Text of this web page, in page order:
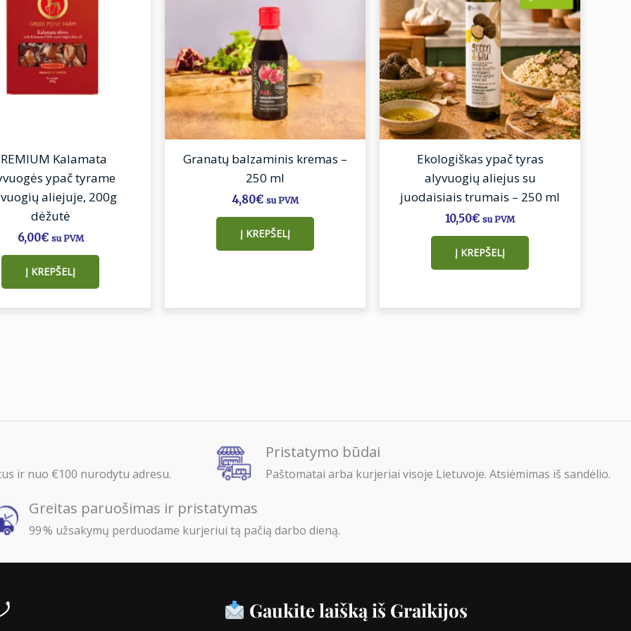
g
Taip
El.paštas*
vardą, el. pašto adresą ir interneto puslapį, kad jų nebereiktų įvesti iš naujo, kai kitą kartą vėl
Kalamata
ypač tyrame
aliejuje, 200g
dėžutė
6,00€ su PVM
Į KREPŠELĮ
Granatų balzaminis kremas –
250 ml
4,80€ su PVM
Į KREPŠELĮ
Ekologiškas ypač tyras
alyvuogių aliejus su
juodaisiais trumais – 250 ml
10,50€ su PVM
Į KREPŠELĮ
ir nuo €100 nurodytu adresu.
Pristatymo būdai
Paštomatai arba kurjeriai visoje Lietuvoje. Atsiėmimas iš sandėlio.
Greitas paruošimas ir pristatymas
99 % užsakymų perduodame kurjeriui tą pačią darbo dieną.
Gaukite laišką iš Graikijos